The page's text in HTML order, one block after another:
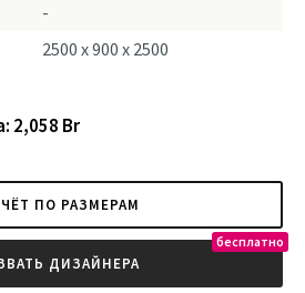
-
2500 x900 x 2500
2,058 Br
ПО РАЗМЕРАМ
ДИЗАЙНЕРА
бесплатно